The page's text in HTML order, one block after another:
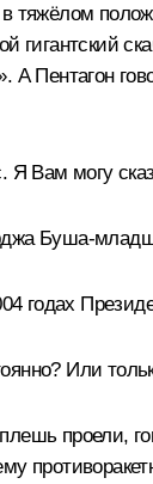
тяжёлом
гигантский
А Пентагон
Вам могу
Буша-
годах
Или
проели,